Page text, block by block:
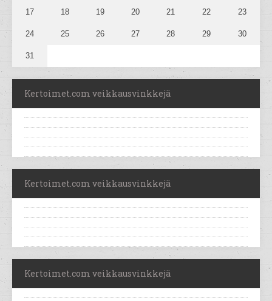
17 18 19 20 21 22 23
24 25 26 27 28 29 30
31
Kertoimet.com veikkausvinkkejä
Kertoimet.com veikkausvinkkejä
Kertoimet.com veikkausvinkkejä